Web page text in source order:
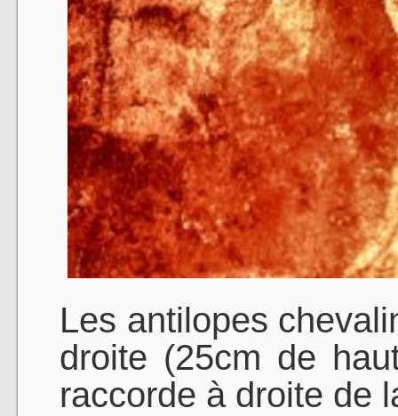
Les antilopes
droite (25cm de
raccorde à droite de